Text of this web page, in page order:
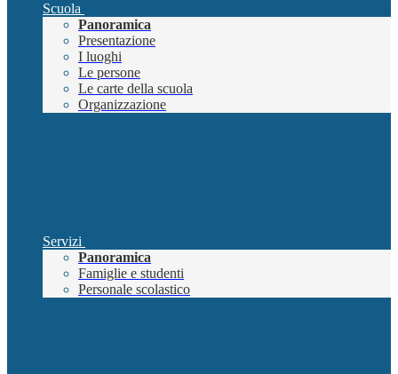
Scuola
Panoramica
Presentazione
I luoghi
Le persone
Le carte della scuola
Organizzazione
Servizi
Panoramica
Famiglie e studenti
Personale scolastico